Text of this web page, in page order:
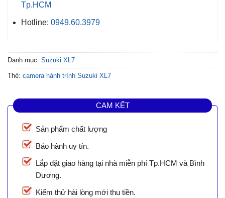
Tp.HCM
Hotline: 0949.60.3979
Danh mục: Suzuki XL7
Thẻ: camera hành trình Suzuki XL7
CAM KẾT
Sản phẩm chất lượng
Bảo hành uy tín.
Lắp đặt giao hàng tại nhà miễn phí Tp.HCM và Bình
Dương.
Kiểm thử hài lòng mới thu tiền.